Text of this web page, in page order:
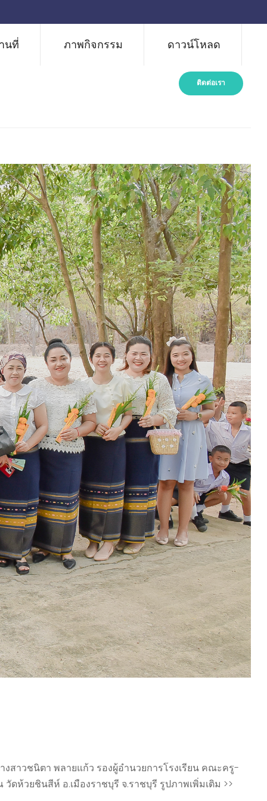
นที่ ภาพกิจกรรม ดาวน์โหลด
ติดต่อเรา
าวชนิตา พลายแก้ว รองผู้อำนวยการโรงเรียน คณะครู-
ห้วยชินสีห์ อ.เมืองราชบุรี จ.ราชบุรี รูปภาพเพิ่มเติม >>